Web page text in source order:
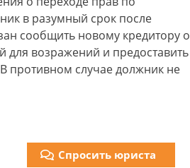
в разумный срок после
сообщить новому кредитору о
для возражений и предоставить
противном случае должник не
Спросить юриста